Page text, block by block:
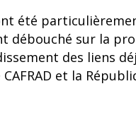
été
débouché sur la
des liens
et la